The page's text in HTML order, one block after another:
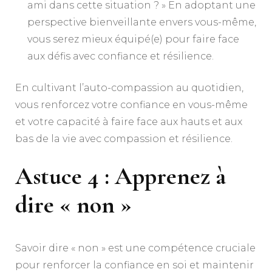
ami dans cette situation ? » En adoptant une
perspective bienveillante envers vous-même,
vous serez mieux équipé(e) pour faire face
aux défis avec confiance et résilience.
En cultivant l’auto-compassion au quotidien,
vous renforcez votre confiance en vous-même
et votre capacité à faire face aux hauts et aux
bas de la vie avec compassion et résilience.
Astuce 4 : Apprenez à
dire « non »
Savoir dire « non » est une compétence cruciale
pour renforcer la confiance en soi et maintenir